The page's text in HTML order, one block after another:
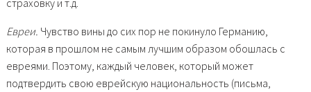
Евреи. Чувство вины до сих пор не покинуло Германию,
которая в прошлом не самым лучшим образом обошлась с
евреями. Поэтому, каждый человек, который может
подтвердить свою еврейскую национальность (письма,